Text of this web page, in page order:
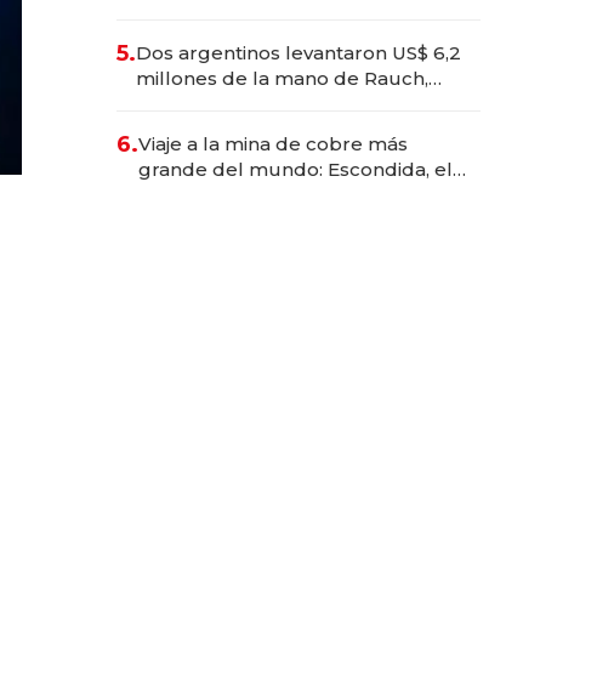
transformadoras
5.Dos argentinos levantaron US$ 6,2
millones de la mano de Rauch,
6.Viaje a la mina de cobre más
grande del mundo: Escondida, el